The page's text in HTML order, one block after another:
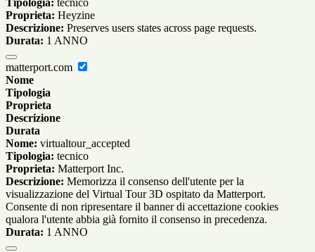
Tipologia: tecnico
Proprieta: Heyzine
Descrizione: Preserves users states across page requests.
Durata: 1 ANNO
matterport.com
Nome
Tipologia
Proprieta
Descrizione
Durata
Nome: virtualtour_accepted
Tipologia: tecnico
Proprieta: Matterport Inc.
Descrizione: Memorizza il consenso dell'utente per la
visualizzazione del Virtual Tour 3D ospitato da Matterport.
Consente di non ripresentare il banner di accettazione cookies
qualora l'utente abbia già fornito il consenso in precedenza.
Durata: 1 ANNO